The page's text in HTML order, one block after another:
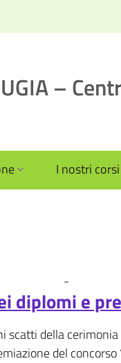
–
I nostri corsi
-
diplomi e
scatti della
del concorso